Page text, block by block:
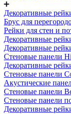
Декоративные
Брус для
Рейки для стен и
Декоративные
Декоративные
Стеновые панели
Декоративные
Стеновые панели
Акустические
Стеновые панели
Стеновые панели
Декоративные